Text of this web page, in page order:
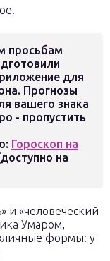
просьбам
для
Прогнозы
вашего знака
- пропустить
Гороскоп на
на
и «человеческий
Умаром,
формы: у